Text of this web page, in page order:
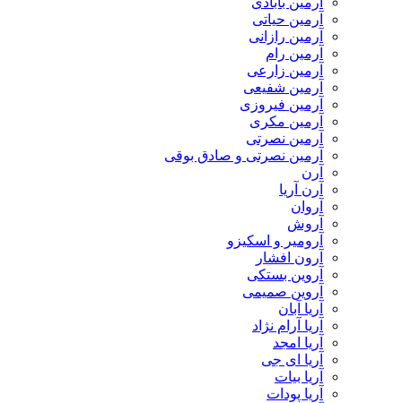
آرمین حیاتی
آرمین رازانی
آرمین رام
آرمین زارعی
آرمین شفیعی
آرمین فیروزی
آرمین مکری
آرمین نصرتی
آرمین نصرتی و صادق بوقی
آرن
آرن آریا
آروان
آروش
آرومیر و اسکیزو
آرون افشار
آروین بستکی
آروین صمیمی
آریا آبان
آریا آرام نژاد
آریا امجد
آریا ای جی
آریا بیات
آریا پودات